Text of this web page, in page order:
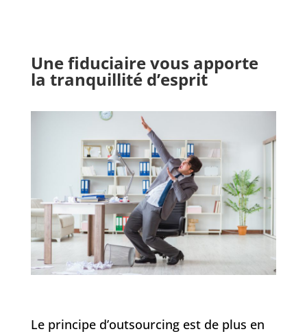
Une fiduciaire vous apporte
la tranquillité d’esprit
Le principe d’outsourcing est de plus en